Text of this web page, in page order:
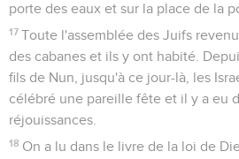
porte des eaux et sur la place de la
17 Toute l'assemblée des Juifs
des cabanes et ils y ont habité.
fils de Nun, jusqu'à ce jour-là, les
célébré une pareille fête et il y a eu
réjouissances.
18 On a lu dans le livre de la loi de